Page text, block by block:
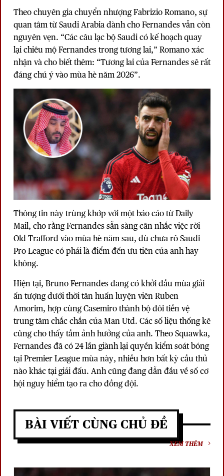
Theo chuyên gia chuyển nhượng Fabrizio Romano, sự
quan tâm từ Saudi Arabia dành cho Fernandes vẫn còn
nguyên vẹn. “Các câu lạc bộ Saudi có kế hoạch quay
lại chiêu mộ Fernandes trong tương lai,” Romano xác
nhận và cho biết thêm: “Tương lai của Fernandes sẽ rất
đáng chú ý vào mùa hè năm 2026”.
Thông tin này trùng khớp với một báo cáo từ Daily
Mail, cho rằng Fernandes sẵn sàng cân nhắc việc rời
Old Trafford vào mùa hè năm sau, dù chưa rõ Saudi
Pro League có phải là điểm đến ưu tiên của anh hay
không.
Hiện tại, Bruno Fernandes đang có khởi đầu mùa giải
ấn tượng dưới thời tân huấn luyện viên Ruben
Amorim, hợp cùng Casemiro thành bộ đôi tiền vệ
trung tâm chắc chắn của Man Utd. Các số liệu thống kê
cũng cho thấy tầm ảnh hưởng của anh. Theo Squawka,
Fernandes đã có 24 lần giành lại quyền kiểm soát bóng
tại Premier League mùa này, nhiều hơn bất kỳ cầu thủ
nào khác tại giải đấu. Anh cũng đang dẫn đầu về số cơ
hội nguy hiểm tạo ra cho đồng đội.
BÀI VIẾT CÙNG CHỦ ĐỀ
XEM THÊM